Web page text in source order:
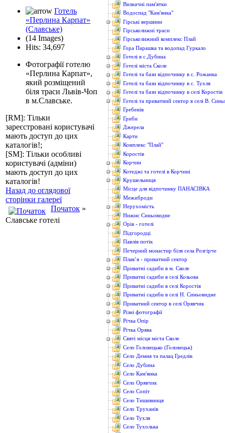
Готель
«Перлина Карпат»
(Славське)
(14 Images)
Hits: 34,697
Фотографії готелю
«Перлина Карпат»,
який розміщений
біля траси Львів-Чоп
в м.Славське.
[RM]: Тільки
зареєстровані користувачі
мають доступ до цих
каталогів!;
[SM]: Тільки особливі
користувачі (адміни)
мають доступ до цих
каталогів!
Назад до оглядової
сторінки галереї
Початок »
Славське готелі
Визначні пам'ятки
Водоcпад "Кам'янка"
Гірські вершини
Гірськолижні траси
Гірськолижний комплекс Плай
Гора Парашка та водопад Гуркало
Готелі в с.Дубина
Готелі міста Сколе
Готелі та бази відпочинку в с. Рожанка
Готелі та бази відпочинку в с. Тухля
Готелі та бази відпочинку в селі Коростів
Готелі та приватний сектор в селі В.
Гребенів
Гриби
Джерела
Карти
Комплекс "Плай"
Коростів
Корчин
Котеджі та готелі в Корчині
Крушельниця
Місце для відпочинку ПАНАСІВКА
Межиброди
Нерухомість
Нижнє Синьовидне
Орів - готелі
Підгородці
Павлів потік
Печерний монастир біля села Розгірче
Плав’я - приватний сектор
Приватні садиби в м. Сколе
Приватні садиби в селі Козьова
Приватні садиби в селі Коростів
Приватні садиби в селі Н. Синьовидне
Приватний сектор в селі Орявчик
Різні фотографії
Річка Опір
Річка Орява
Святі місця міста Сколе
Село Головецько (Головецьк)
Село Демня та палац Гредлів
Село Дубина
Село Кам'янка
Село Орявчик
Село Сопіт
Село Тишивниця
Село Труханів
Село Тухля
Село Тухолька